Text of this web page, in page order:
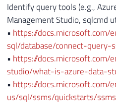
Identify query tools (e.g.,
Management Studio, sqlcmd
• https://docs.microsoft.com/
sql/database/connect-query-
• https://
studio/what-is-azure-data-
• https://docs.microsoft.com/
us/sql/ssms/quickstarts/